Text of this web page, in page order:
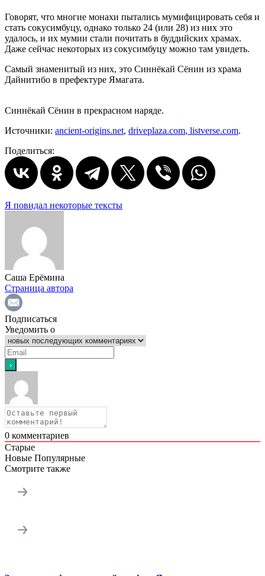
Говорят, что многие монахи пытались мумифицировать себя и
стать сокусимбуцу, однако только 24 (или 28) из них это
удалось, и их мумии стали почитать в буддийских храмах.
Даже сейчас некоторых из сокусимбуцу можно там увидеть.
Самый знаменитый из них, это Синнёкай Сёнин из храма
Дайнитибо в префектуре Ямагата.
Синнёкай Сёнин в прекрасном наряде.
Источники: ancient-origins.net, driveplaza.com, listverse.com.
Поделиться:
Я повидал некоторые тексты
Саша Ерёмина
Страница автора
Подписаться
Уведомить о
0 комментариев
Старые
Новые Популярные
Смотрите также